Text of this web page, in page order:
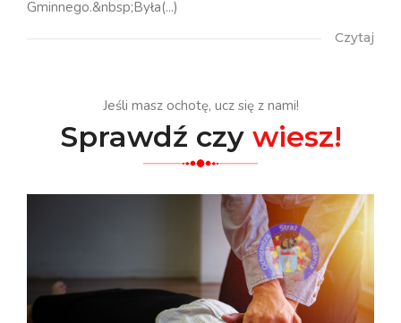
Gminnego.&nbsp;Była(...)
Czytaj
Jeśli masz ochotę, ucz się z nami!
Sprawdź czy wiesz!